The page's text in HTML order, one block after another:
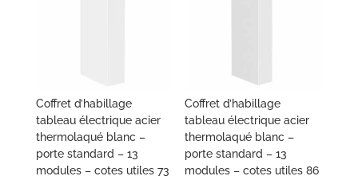
Coffret d’habillage
tableau électrique acier
thermolaqué blanc –
porte standard – 13
modules – cotes utiles 73
Coffret d’habillage
tableau électrique acier
thermolaqué blanc –
porte standard – 13
modules – cotes utiles 86